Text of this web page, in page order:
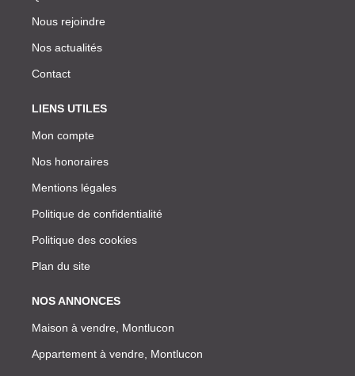
Nous rejoindre
Nos actualités
Contact
LIENS UTILES
Mon compte
Nos honoraires
Mentions légales
Politique de confidentialité
Politique des cookies
Plan du site
NOS ANNONCES
Maison à vendre, Montlucon
Appartement à vendre, Montlucon